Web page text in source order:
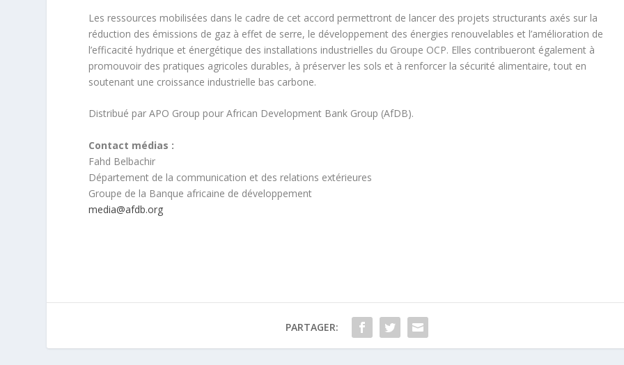
Les ressources mobilisées dans le cadre de cet accord permettront de lancer des projets structurants axés sur la
réduction des émissions de gaz à effet de serre, le développement des énergies renouvelables et l’amélioration de
l’efficacité hydrique et énergétique des installations industrielles du Groupe OCP. Elles contribueront également à
promouvoir des pratiques agricoles durables, à préserver les sols et à renforcer la sécurité alimentaire, tout en
soutenant une croissance industrielle bas carbone.
Distribué par APO Group pour African Development Bank Group (AfDB).
Contact médias :
Fahd Belbachir
Département de la communication et des relations extérieures
Groupe de la Banque africaine de développement
media@afdb.org
PARTAGER: